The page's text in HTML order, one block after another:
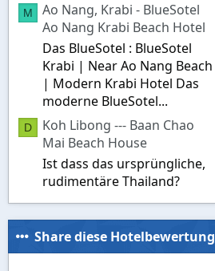
M
Ao Nang, Krabi - BlueSotel
Ao Nang Krabi Beach Hotel
Das BlueSotel : BlueSotel
Krabi | Near Ao Nang Beach
| Modern Krabi Hotel Das
moderne BlueSotel...
D
Koh Libong --- Baan Chao
Mai Beach House
Ist dass das ursprüngliche,
rudimentäre Thailand?
Share diese Hotelbewertung